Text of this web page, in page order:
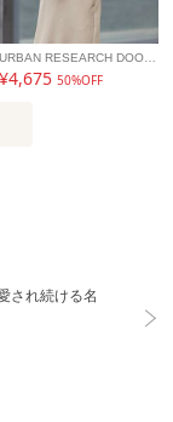
URBAN RESEARCH DOORS
¥4,67550%OFF
され続ける名